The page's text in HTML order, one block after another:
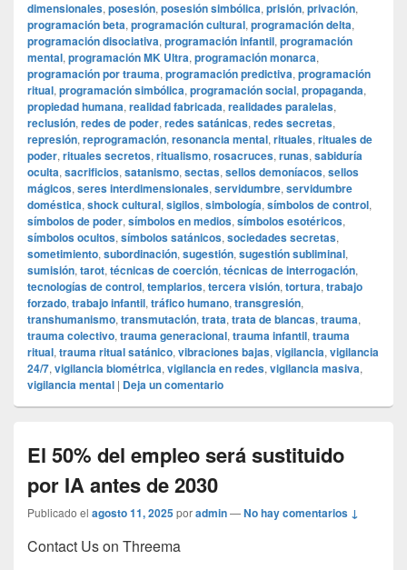
dimensionales, posesión, posesión simbólica, prisión, privación,
programación beta, programación cultural, programación delta,
programación disociativa, programación infantil, programación
mental, programación MK Ultra, programación monarca,
programación por trauma, programación predictiva, programación
ritual, programación simbólica, programación social, propaganda,
propiedad humana, realidad fabricada, realidades paralelas,
reclusión, redes de poder, redes satánicas, redes secretas,
represión, reprogramación, resonancia mental, rituales, rituales de
poder, rituales secretos, ritualismo, rosacruces, runas, sabiduría
oculta, sacrificios, satanismo, sectas, sellos demoníacos, sellos
mágicos, seres interdimensionales, servidumbre, servidumbre
doméstica, shock cultural, sigilos, simbología, símbolos de control,
símbolos de poder, símbolos en medios, símbolos esotéricos,
símbolos ocultos, símbolos satánicos, sociedades secretas,
sometimiento, subordinación, sugestión, sugestión subliminal,
sumisión, tarot, técnicas de coerción, técnicas de interrogación,
tecnologías de control, templarios, tercera visión, tortura, trabajo
forzado, trabajo infantil, tráfico humano, transgresión,
transhumanismo, transmutación, trata, trata de blancas, trauma,
trauma colectivo, trauma generacional, trauma infantil, trauma
ritual, trauma ritual satánico, vibraciones bajas, vigilancia, vigilancia
24/7, vigilancia biométrica, vigilancia en redes, vigilancia masiva,
vigilancia mental | Deja un comentario
El 50% del empleo será sustituido
por IA antes de 2030
Publicado el agosto 11, 2025poradmin—No hay comentarios ↓
Contact Us on Threema